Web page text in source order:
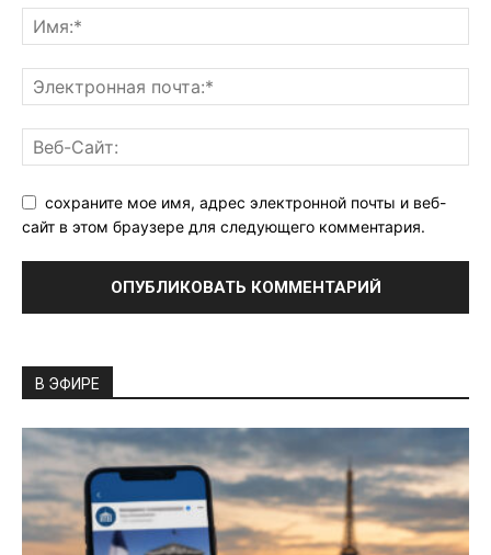
сохраните мое имя, адрес электронной почты и веб-
сайт в этом браузере для следующего комментария.
В ЭФИРЕ